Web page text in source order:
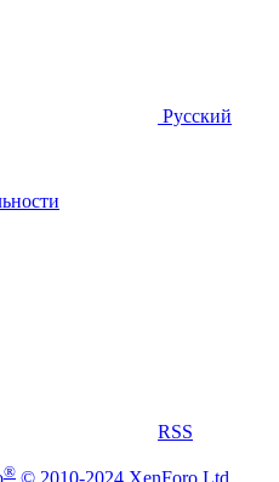
Русский
RSS
® © 2010-2024 XenForo Ltd.